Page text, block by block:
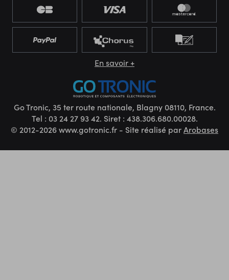
En savoir +
Go Tronic, 35 ter route nationale, Blagny 08110, France.
Tel : 03 24 27 93 42. Siret : 438.306.680.00028.
© 2012-2026 www.gotronic.fr - Site réalisé parArobases